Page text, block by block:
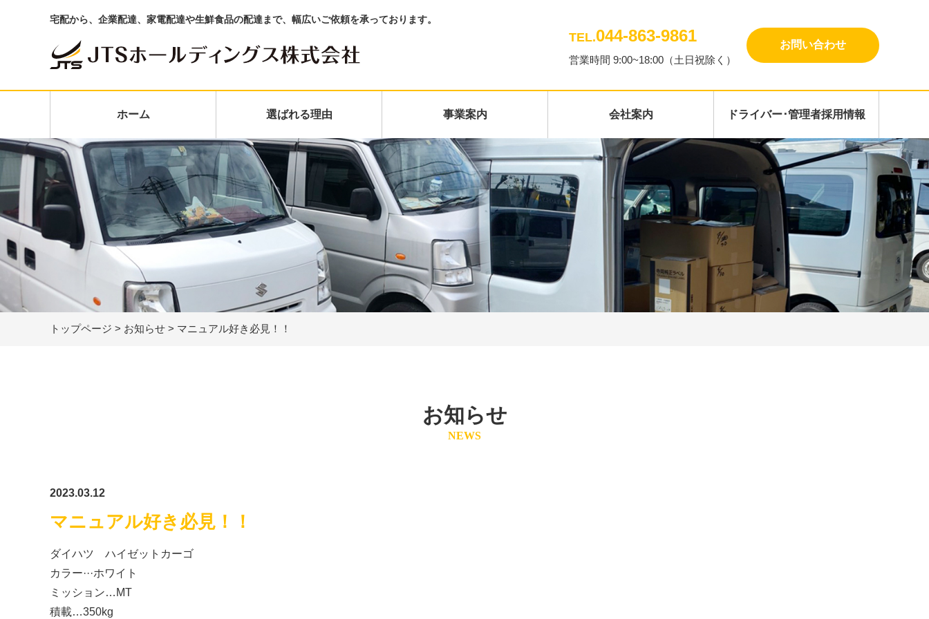
宅配から、企業配達、家電配達や生鮮食品の配達まで、幅広いご依頼を承っております。
TEL.044-863-9861
営業時間 9:00~18:00（土日祝除く）
お問い合わせ
ホーム 選ばれる理由 事業案内 会社案内 ドライバー･管理者採用情報
トップページ > お知らせ > マニュアル好き必見！！
お知らせ
NEWS
2023.03.12
マニュアル好き必見！！
ダイハツ ハイゼットカーゴ
カラー···ホワイト
ミッション…MT
積載…350kg